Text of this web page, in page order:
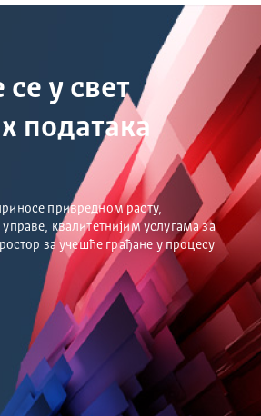
у свет
података
привредном расту,
квалитетнијим услугама за
за учешће грађане у процесу